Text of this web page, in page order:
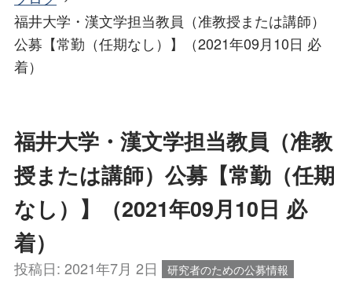
福井大学・漢文学担当教員（准教授または講師）
公募【常勤（任期なし）】（2021年09月10日 必
着）
福井大学・漢文学担当教員（准教
授または講師）公募【常勤（任期
なし）】（2021年09月10日 必
着）
投稿日: 2021年7月 2日 研究者のための公募情報